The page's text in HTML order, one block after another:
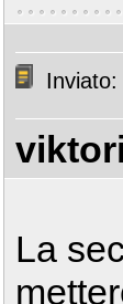
La